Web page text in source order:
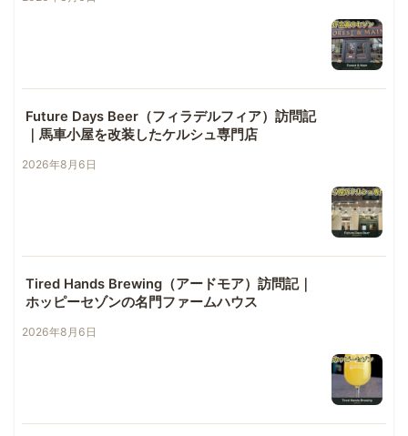
Future Days Beer（フィラデルフィア）訪問記
｜馬車小屋を改装したケルシュ専門店
2026年8月6日
Tired Hands Brewing（アードモア）訪問記｜
ホッピーセゾンの名門ファームハウス
2026年8月6日